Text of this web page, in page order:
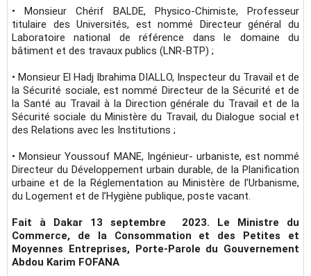
• Monsieur Chérif BALDE, Physico-Chimiste, Professeur
titulaire des Universités, est nommé Directeur général du
Laboratoire national de référence dans le domaine du
bâtiment et des travaux publics (LNR-BTP) ;
• Monsieur El Hadj Ibrahima DIALLO, Inspecteur du Travail et de
la Sécurité sociale, est nommé Directeur de la Sécurité et de
la Santé au Travail à la Direction générale du Travail et de la
Sécurité sociale du Ministère du Travail, du Dialogue social et
des Relations avec les Institutions ;
• Monsieur Youssouf MANE, Ingénieur- urbaniste, est nommé
Directeur du Développement urbain durable, de la Planification
urbaine et de la Réglementation au Ministère de l’Urbanisme,
du Logement et de l’Hygiène publique, poste vacant.
Fait à Dakar 13 septembre 2023. Le Ministre du
Commerce, de la Consommation et des Petites et
Moyennes Entreprises, Porte-Parole du Gouvernement
Abdou Karim FOFANA